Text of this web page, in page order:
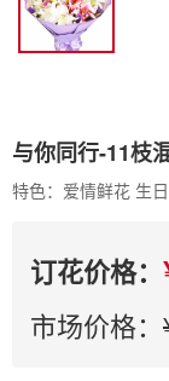
特色：爱情鲜花 生
订花价格：
市场价格：